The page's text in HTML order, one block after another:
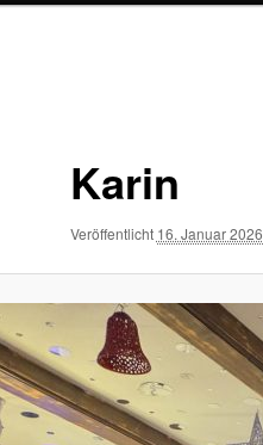
Karin
Veröffentlicht 16. Januar 2026